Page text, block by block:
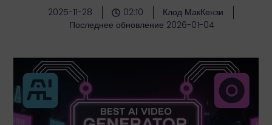
2025-11-28 02:10
Клод МакКензи
Последнее обновление 2026-01-04